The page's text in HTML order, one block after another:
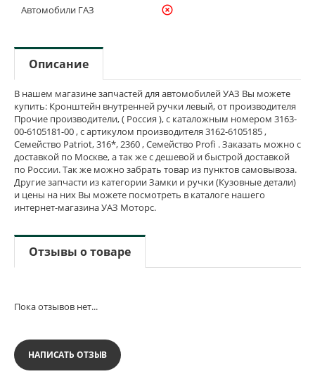
Автомобили ГАЗ highlight_off
Описание
В нашем магазине запчастей для автомобилей УАЗ Вы можете
купить: Кронштейн внутренней ручки левый, от производителя
Прочие производители, ( Россия ), с каталожным номером 3163-
00-6105181-00 , с артикулом производителя 3162-6105185 ,
Семейство Patriot, 316*, 2360 , Семейство Profi . Заказать можно с
доставкой по Москве, а так же с дешевой и быстрой доставкой
по России. Так же можно забрать товар из пунктов самовывоза.
Другие запчасти из категории Замки и ручки (Кузовные детали)
и цены на них Вы можете посмотреть в каталоге нашего
интернет-магазина УАЗ Моторс.
Отзывы о товаре
Пока отзывов нет...
НАПИСАТЬ ОТЗЫВ